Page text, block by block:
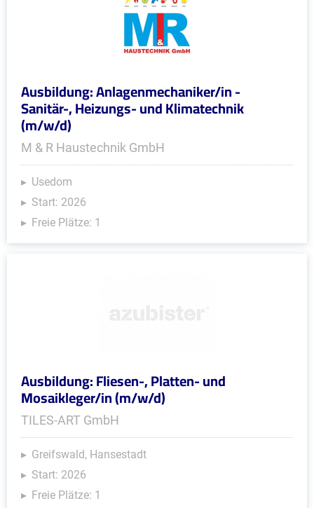
Ausbildung: Anlagenmechaniker/in -
Sanitär-, Heizungs- und Klimatechnik
(m/w/d)
M & R Haustechnik GmbH
Usedom
Start: 2026
Freie Plätze: 1
Ausbildung: Fliesen-, Platten- und
Mosaikleger/in (m/w/d)
TILES-ART GmbH
Greifswald, Hansestadt
Start: 2026
Freie Plätze: 1